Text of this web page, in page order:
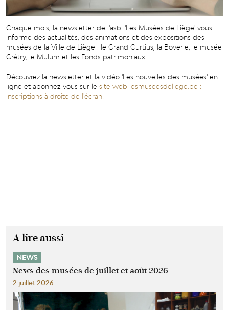
Chaque mois, la newsletter de l'asbl 'Les Musées de Liège' vous
informe des actualités, des animations et des expositions des
musées de la Ville de Liège : le Grand Curtius, la Boverie, le musée
Grétry, le Mulum et les Fonds patrimoniaux.
Découvrez la newsletter et la vidéo 'Les nouvelles des musées' en
ligne et abonnez-vous sur le site web lesmuseesdeliege.be :
inscriptions à droite de l'écran!
A lire aussi
NEWS
News des musées de juillet et août 2026
2 juillet 2026